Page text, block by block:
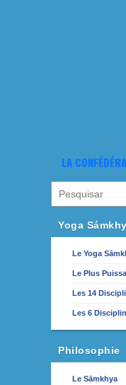
LA
Yoga
Le Yoga
Le Plus
Les 14
Les 6
Philosophie
Le Sāmkhya